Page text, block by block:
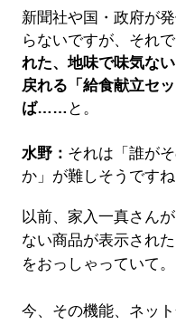
新聞社や国・政府が
らないですが、それ
れた、地味で味気な
戻れる「給食献立セ
ば…… と。
水野： それは「誰が
か」が難しそうですね
以前、家入一真さん
ない商品が表示され
をおっしゃっていて。
今、その機能、ネッ